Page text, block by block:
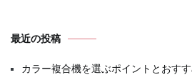
最近の投稿
カラー複合機を選ぶポイントとおす